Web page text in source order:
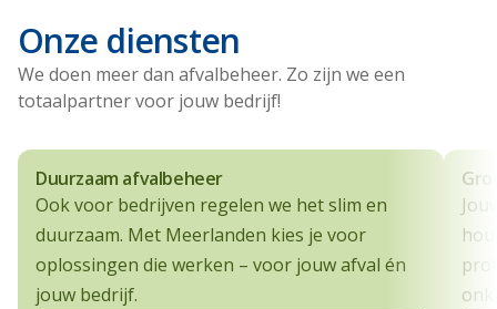
Onze diensten
We doen meer dan afvalbeheer. Zo zijn we een
totaalpartner voor jouw bedrijf!
Duurzaam afvalbeheer
Ook voor bedrijven regelen we het slim en
duurzaam. Met Meerlanden kies je voor
oplossingen die werken – voor jouw afval én
jouw bedrijf.